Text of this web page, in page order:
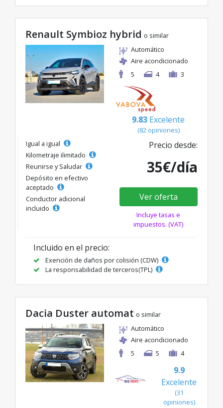
Renault Symbioz hybrid o similar
Automático
Aire acondicionado
5
4 3
9.83 Excelente
(82 opiniones)
Igual a igual
Kilometraje ilimitado
Reunirse y Saludar
Depósito en efectivo
aceptado
Conductor adicional
incluido
Precio desde:
35€/día
Ver oferta
Incluye tasas e
impuestos. (VAT)
Incluido en el precio:
Exención de daños por colisión (CDW)
La responsabilidad de terceros(TPL)
Dacia Duster automat o similar
Automático
Aire acondicionado
5
5 4
9.9
Excelente
(31
opiniones)